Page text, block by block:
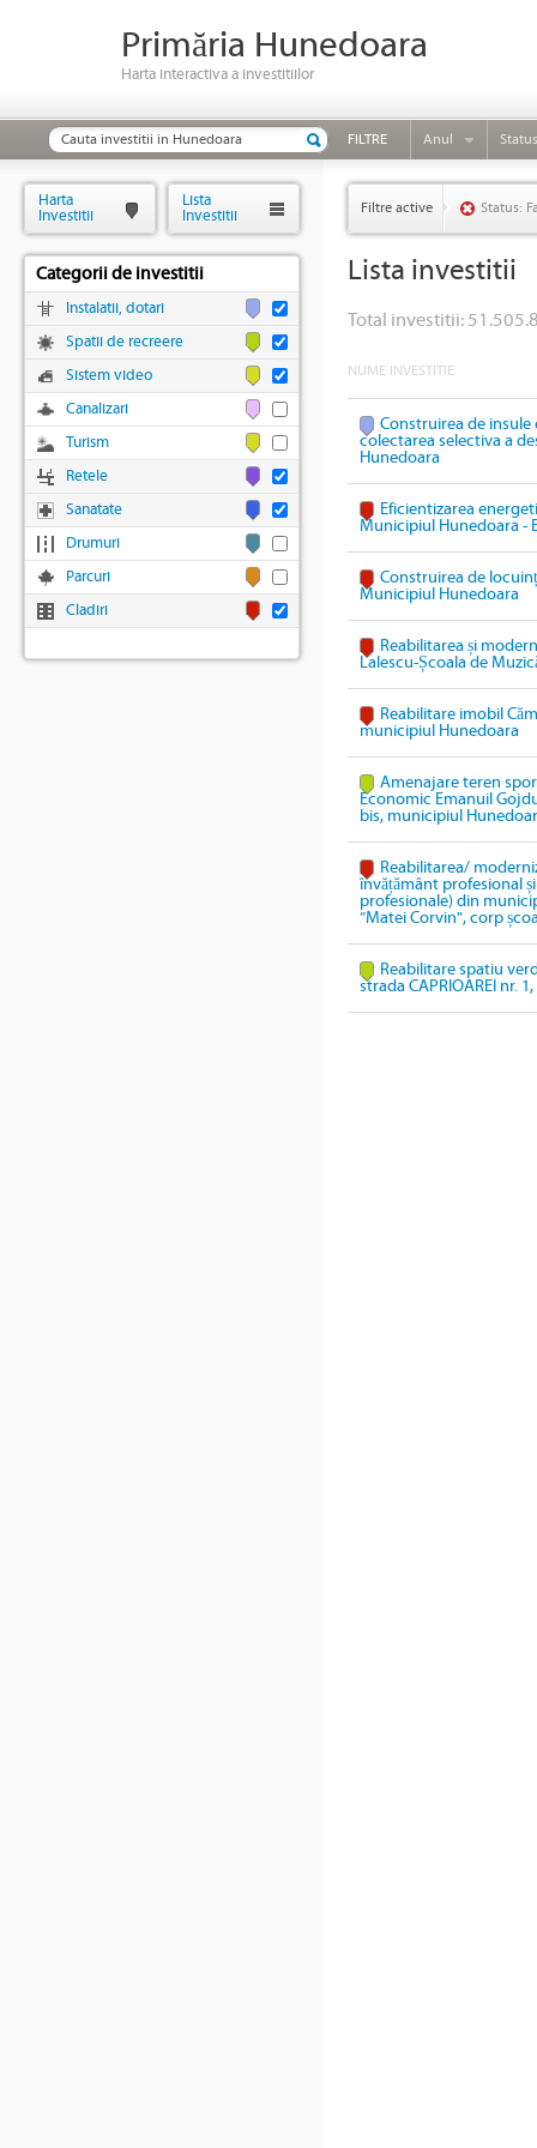
Primăria Hunedoara
Harta interactiva a investitiilor
FILTRE Anul Status
Filtre active Status:
Lista investitii
Total investitii:
NUME INVESTITIE
Construirea de
colectarea selectiva a
Hunedoara
Eficientizarea
Municipiul Hunedoara -
Construirea de
Municipiul Hunedoara
Reabilitarea și
Lalescu-Școala de
Reabilitare imobil
municipiul Hunedoara
Amenajare teren
Economic Emanuil
bis, municipiul
Reabilitarea/
învățământ profesional
profesionale) din
”Matei Corvin", corp
Reabilitare spatiu
strada CAPRIOAREI nr.
Harta
Investitii
Lista
Investitii
Categorii de investitii
Instalatii, dotari
Spatii de recreere
Sistem video
Canalizari
Turism
Retele
Sanatate
Drumuri
Parcuri
Cladiri